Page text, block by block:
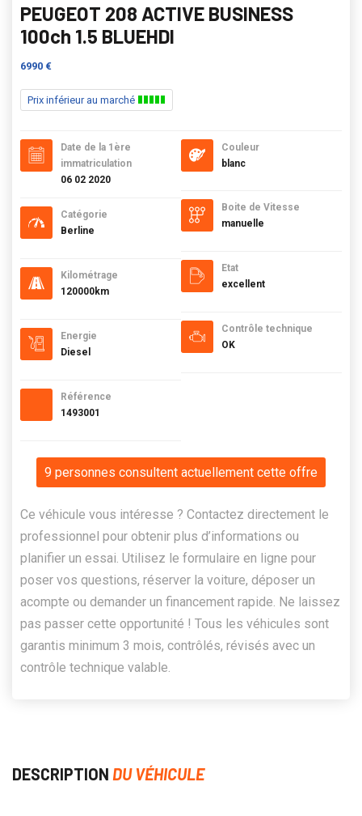
PEUGEOT 208 ACTIVE BUSINESS
100ch 1.5 BLUEHDI
6990 €
Prix inférieur au marché
Date de la 1ère
immatriculation
06 02 2020
Catégorie
Berline
Kilométrage
120000km
Energie
Diesel
Référence
1493001
Couleur
blanc
Boite de Vitesse
manuelle
Etat
excellent
Contrôle technique
OK
9 personnes consultent actuellement cette offre
Ce véhicule vous intéresse ? Contactez directement le
professionnel pour obtenir plus d’informations ou
planifier un essai. Utilisez le formulaire en ligne pour
poser vos questions, réserver la voiture, déposer un
acompte ou demander un financement rapide. Ne laissez
pas passer cette opportunité ! Tous les véhicules sont
garantis minimum 3 mois, contrôlés, révisés avec un
contrôle technique valable.
DESCRIPTION DU VÉHICULE